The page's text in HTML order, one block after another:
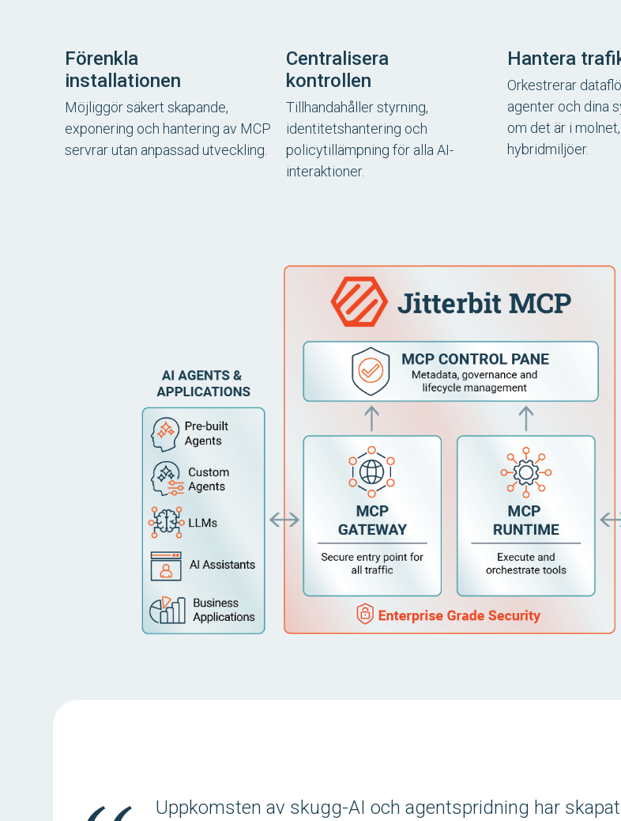
Förenkla
installationen
Möjliggör säkert skapande,
exponering och hantering av MCP
servrar utan anpassad utveckling.
Centralisera
kontrollen
Tillhandahåller styrning,
identitetshantering och
policytillämpning för alla AI-
interaktioner.
Hantera
Orkestrerar
agenter och dina
om det är i
hybridmiljöer.
Uppkomsten av skugg-AI och agentspridning har